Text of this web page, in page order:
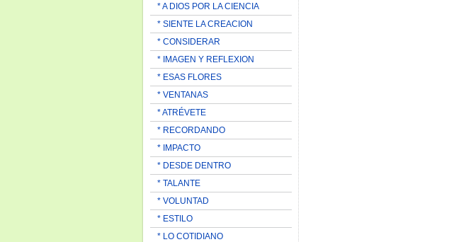
* A DIOS POR LA CIENCIA
* SIENTE LA CREACION
* CONSIDERAR
* IMAGEN Y REFLEXION
* ESAS FLORES
* VENTANAS
* ATRÉVETE
* RECORDANDO
* IMPACTO
* DESDE DENTRO
* TALANTE
* VOLUNTAD
* ESTILO
* LO COTIDIANO